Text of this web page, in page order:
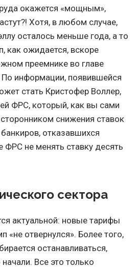
окажется «мощным»,
Хотя, в любом случае,
осталось меньше года, а то
как ожидается, вскоре
преемнике во главе
По информации, появившейся
стать Кристофер Воллер,
ФРС, который, как вы сами
снижения ставок
отказавшихся
не менять ставку десять
сектора
актуальной: новые тарифы
«не отвернулся». Более того,
останавливаться,
Все это только